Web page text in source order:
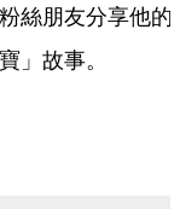
絲朋友分享他的
」故事。